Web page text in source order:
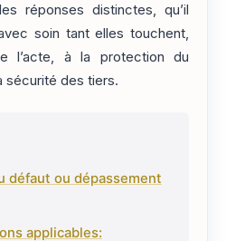
réponses distinctes, qu’il
soin tant elles touchent,
l’acte, à la protection du
sécurité des tiers.
défaut ou dépassement
applicables: